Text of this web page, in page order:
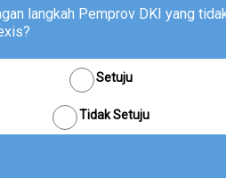
langkah Pemprov DKI yang
Setuju
Tidak Setuju